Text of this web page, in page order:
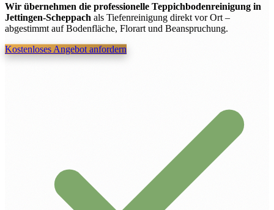
Wir übernehmen die professionelle Teppichbodenreinigung in
Jettingen-Scheppach als Tiefenreinigung direkt vor Ort –
abgestimmt auf Bodenfläche, Florart und Beanspruchung.
Kostenloses Angebot anfordern